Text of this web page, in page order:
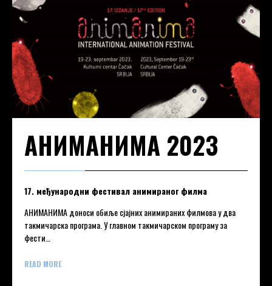
АНИМАНИМА 2023
17. међународни фестивал анимираног филма
АНИМАНИМА доноси обиље сјајних анимираних филмова у два
такмичарска програма. У главном такмичaрском програму за
фести…
READ MORE